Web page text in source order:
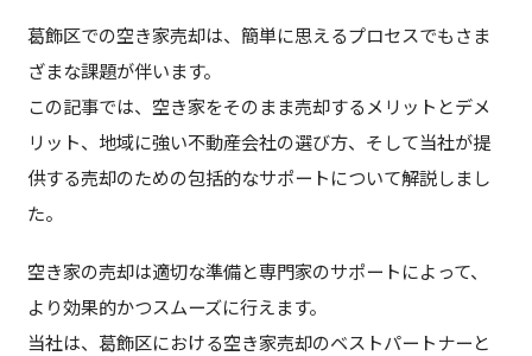
葛飾区での空き家売却は、簡単に思えるプロセスでもさま
ざまな課題が伴います。
この記事では、空き家をそのまま売却するメリットとデメ
リット、地域に強い不動産会社の選び方、そして当社が提
供する売却のための包括的なサポートについて解説しまし
た。
空き家の売却は適切な準備と専門家のサポートによって、
より効果的かつスムーズに行えます。
当社は、葛飾区における空き家売却のベストパートナーと